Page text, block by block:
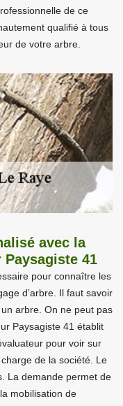
de ce
qualifié à tous
de votre arbre.
avec la
Paysagiste 41
pour connaître les
d’arbre. Il faut savoir
arbre. On ne peut pas
Paysagiste 41 établit
pour voir sur
de la société. Le
La demande permet de
mobilisation de